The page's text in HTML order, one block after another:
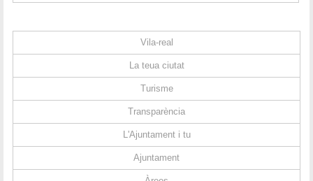
Vila-real
La teua ciutat
Turisme
Transparència
L'Ajuntament i tu
Ajuntament